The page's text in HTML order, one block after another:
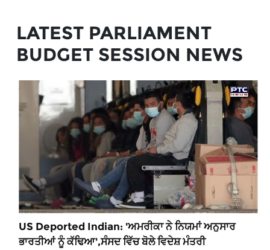
LATEST PARLIAMENT
BUDGET SESSION NEWS
US Deported Indian: 'ਅਮਰੀਕਾ ਨੇ ਨਿਯਮਾਂ ਅਨੁਸਾਰ
ਭਾਰਤੀਆਂ ਨੂੰ ਕੱਢਿਆ',ਸੰਸਦ ਵਿੱਚ ਬੋਲੇ ਵਿਦੇਸ਼ ਮੰਤਰੀ